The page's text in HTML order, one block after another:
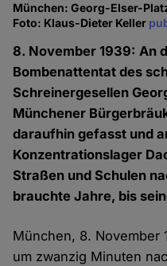
München: Georg-Elser-
Foto: Klaus-Dieter Keller
8. November 1939: An
Bombenattentat des
Schreinergesellen
Münchener
daraufhin gefasst und
Konzentrationslager
Straßen und Schulen
brauchte Jahre, bis
München, 8. November
um zwanzig Minuten